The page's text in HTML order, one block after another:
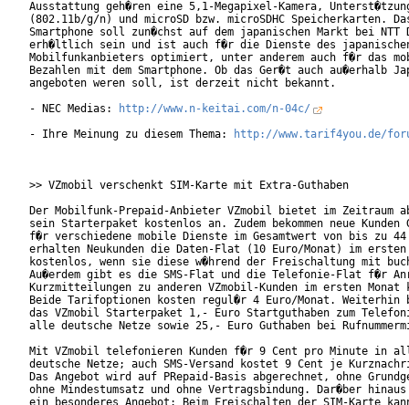
Ausstattung geh�ren eine 5,1-Megapixel-Kamera,
(802.11b/g/n) und microSD bzw. microSDHC Speicherkarten.
Smartphone soll zun�chst auf dem japanischen Markt bei NTT
erh�ltlich sein und ist auch f�r die Dienste des
Mobilfunkanbieters optimiert, unter anderem auch f�r das
Bezahlen mit dem Smartphone. Ob das Ger�t auch au�erhalb
angeboten weren soll, ist derzeit nicht bekannt.
- NEC Medias:
http://www.n-keitai.com/n-04c/
- Ihre Meinung zu diesem Thema:
http://www.tarif4you.de/
>> VZmobil verschenkt SIM-Karte mit Extra-Guthaben
Der Mobilfunk-Prepaid-Anbieter VZmobil bietet im Zeitraum
sein Starterpaket kostenlos an. Zudem bekommen neue Kunden
f�r verschiedene mobile Dienste im Gesamtwert von bis zu
erhalten Neukunden die Daten-Flat (10 Euro/Monat) im ersten
kostenlos, wenn sie diese w�hrend der Freischaltung mit
Au�erdem gibt es die SMS-Flat und die Telefonie-Flat f�r
Kurzmitteilungen zu anderen VZmobil-Kunden im ersten
Beide Tarifoptionen kosten regul�r 4 Euro/Monat. Weiterhin
das VZmobil Starterpaket 1,- Euro Startguthaben zum
alle deutsche Netze sowie 25,- Euro Guthaben bei
Mit VZmobil telefonieren Kunden f�r 9 Cent pro Minute in
deutsche Netze; auch SMS-Versand kostet 9 Cent je
Das Angebot wird auf PRepaid-Basis abgerechnet, ohne
ohne Mindestumsatz und ohne Vertragsbindung. Dar�ber
ein besonderes Angebot: Beim Freischalten der SIM-Karte